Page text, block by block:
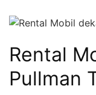
Rental
Pullman